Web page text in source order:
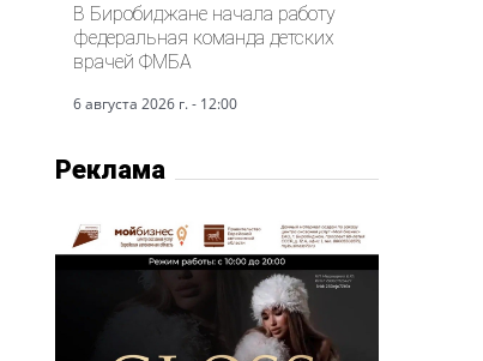
В Биробиджане начала работу
федеральная команда детских
врачей ФМБА
6 августа 2026 г. - 12:00
Реклама